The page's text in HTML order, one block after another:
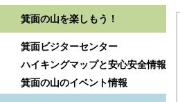
箕面の山を楽しもう！
箕面ビジターセンター
ハイキングマップと安心安全情報
箕面の山のイベント情報